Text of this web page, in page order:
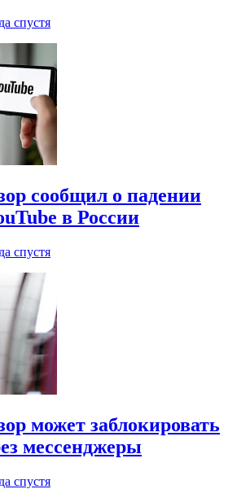
спустя
сообщил о падении
в России
спустя
может заблокировать
мессенджеры
спустя